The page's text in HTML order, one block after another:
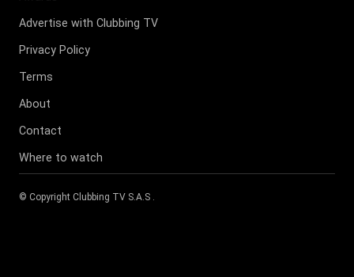
Advertise with Clubbing TV
Privacy Policy
Terms
About
Contact
Where to watch
© Copyright Clubbing TV S.A.S .